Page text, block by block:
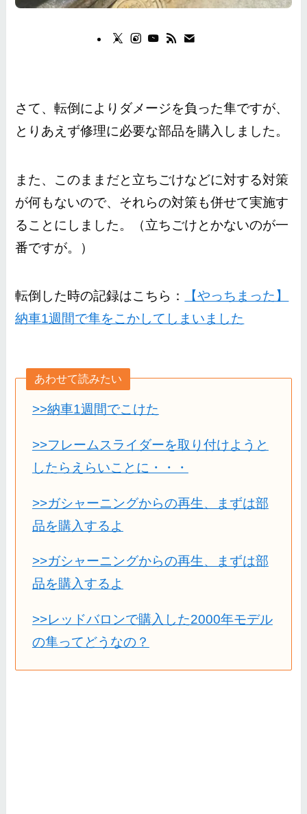
さて、転倒によりダメージを負った隼ですが、
とりあえず修理に必要な部品を購入しました。
また、このままだと立ちごけなどに対する対策
が何もないので、それらの対策も併せて実施す
ることにしました。（立ちごけとかないのが一
番ですが。）
転倒した時の記録はこちら：
【やっちまった】
納車1週間で隼をこかしてしまいました
あわせて読みたい
>>納車1週間でこけた
>>フレームスライダーを取り付けようと
したらえらいことに・・・
>>ガシャーニングからの再生、まずは部
品を購入するよ
>>ガシャーニングからの再生、まずは部
品を購入するよ
>>レッドバロンで購入した2000年モデル
の隼ってどうなの？